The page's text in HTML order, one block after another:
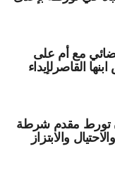
مع أم على
القاصرلإيداء
مقدم شرطة
والابتزاز